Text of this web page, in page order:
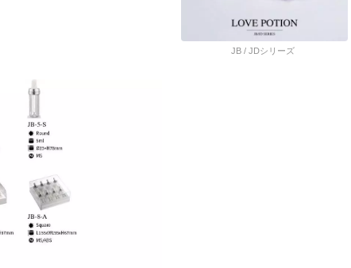
JB / JDシリーズ